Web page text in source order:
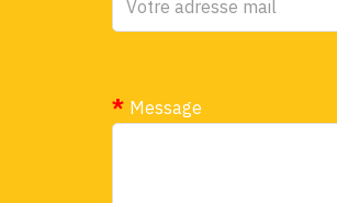
Message